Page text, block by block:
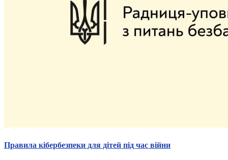
Правила кібербезпеки для дітей під час війни